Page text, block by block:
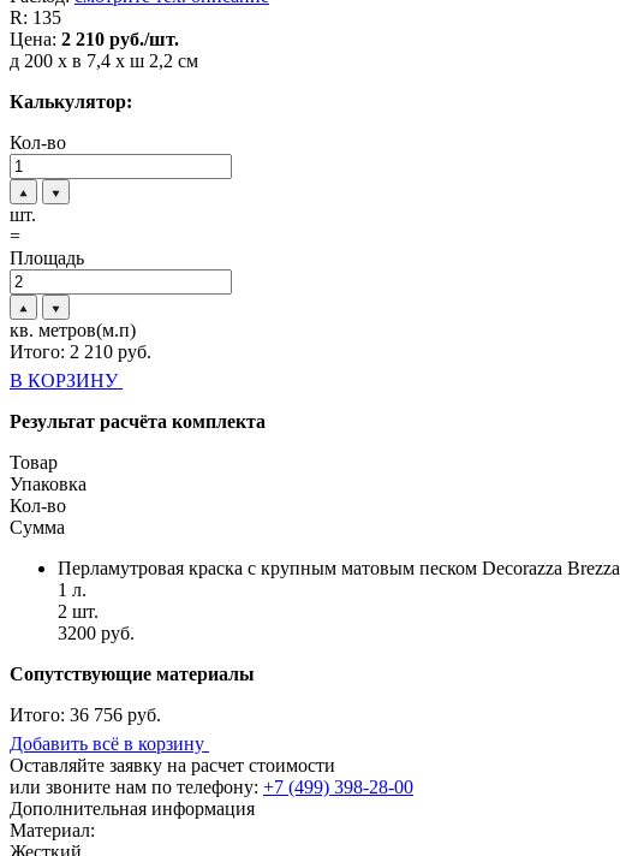
R: 135
Цена: 2 210 руб./шт.
д 200 x в 7,4 x ш 2,2 см
Калькулятор:
Кол-во
шт.
=
Площадь
кв. метров(м.п)
Итого: 2 210 руб.
В КОРЗИНУ
Результат расчёта комплекта
Товар
Упаковка
Кол-во
Сумма
Перламутровая краска с крупным матовым песком Decorazza Brezza
1 л.
2 шт.
3200 руб.
Сопутствующие материалы
Итого: 36 756 руб.
Добавить всё в корзину
Оставляйте заявку на расчет стоимости
или звоните нам по телефону: +7 (499) 398-28-00
Дополнительная информация
Материал:
Жесткий